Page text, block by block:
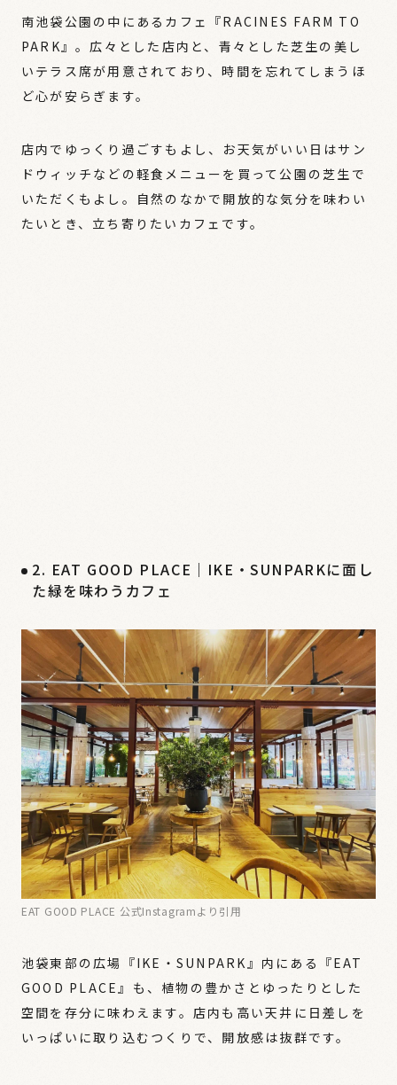
南池袋公園の中にあるカフェ『RACINES FARM TO
PARK』。広々とした店内と、青々とした芝生の美し
いテラス席が用意されており、時間を忘れてしまうほ
ど心が安らぎます。
店内でゆっくり過ごすもよし、お天気がいい日はサン
ドウィッチなどの軽食メニューを買って公園の芝生で
いただくもよし。自然のなかで開放的な気分を味わい
たいとき、立ち寄りたいカフェです。
2. EAT GOOD PLACE｜IKE・SUNPARKに面し
た緑を味わうカフェ
EAT GOOD PLACE 公式Instagramより引用
池袋東部の広場『IKE・SUNPARK』内にある『EAT
GOOD PLACE』も、植物の豊かさとゆったりとした
空間を存分に味わえます。店内も高い天井に日差しを
いっぱいに取り込むつくりで、開放感は抜群です。